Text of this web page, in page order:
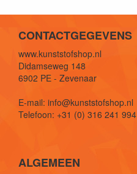
CONTACTGEGEVENS
www.kunststofshop.nl
Didamseweg 148
6902 PE - Zevenaar
E-mail: info@kunststofshop.nl
Telefoon: +31 (0) 316 241 994
ALGEMEEN